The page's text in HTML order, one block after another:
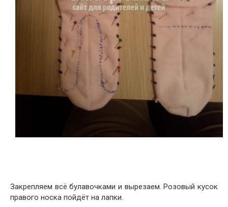
Закрепляем всё булавочками и вырезаем. Розовый кусок
правого носка пойдёт на лапки.